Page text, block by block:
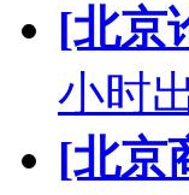
[北京
小时
[北京